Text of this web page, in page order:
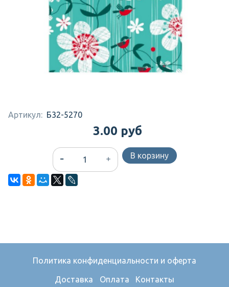
Артикул: Б32-5270
3.00 руб
В корзину
Политика конфиденциальности и оферта
Доставка Оплата Контакты